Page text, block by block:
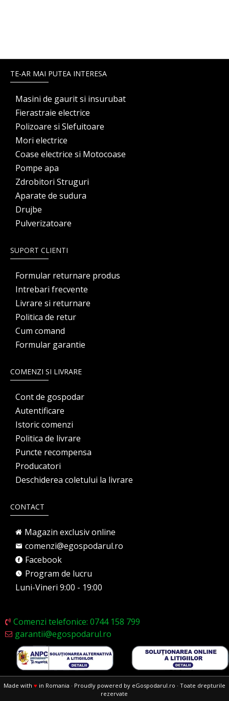
TE-AR MAI PUTEA INTERESA
Masini de gaurit si insurubat
Fierastraie electrice
Polizoare si Slefuitoare
Mori electrice
Coase electrice si Motocoase
Pompe apa
Zdrobitori Struguri
Aparate de sudura
Drujbe
Pulverizatoare
SUPORT CLIENTI
Formular returnare produs
Intrebari frecvente
Livrare si returnare
Politica de retur
Cum comand
Formular garantie
COMENZI SI LIVRARE
Cont de gospodar
Autentificare
Istoric comenzi
Politica de livrare
Puncte recompensa
Producatori
Deschiderea coletului la livrare
CONTACT
Magazin exclusiv online
comenzi@egospodarul.ro
Facebook
Program de lucru
Luni-Vineri 9:00 - 19:00
Comenzi telefonice: 0744 158 799
garantii@egospodarul.ro
Made with ♥ in Romania · Proudly powered by eGospodarul.ro · Toate drepturile
rezervate